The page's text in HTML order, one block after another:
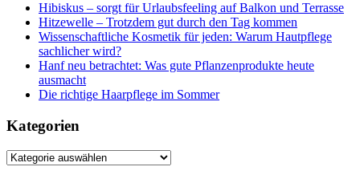
Hibiskus – sorgt für Urlaubsfeeling auf Balkon und Terrasse
Hitzewelle – Trotzdem gut durch den Tag kommen
Wissenschaftliche Kosmetik für jeden: Warum Hautpflege
sachlicher wird?
Hanf neu betrachtet: Was gute Pflanzenprodukte heute
ausmacht
Die richtige Haarpflege im Sommer
Kategorien
Kategorien